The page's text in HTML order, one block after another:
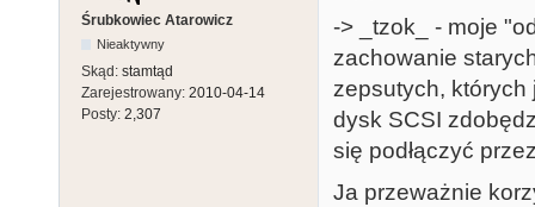
Śrubkowiec Atarowicz
Nieaktywny
Skąd: stamtąd
Zarejestrowany: 2010-04-14
Posty: 2,307
-> _tzok_ - moje
zachowanie
zepsutych, których
dysk SCSI
się podłączyć
Ja przeważnie